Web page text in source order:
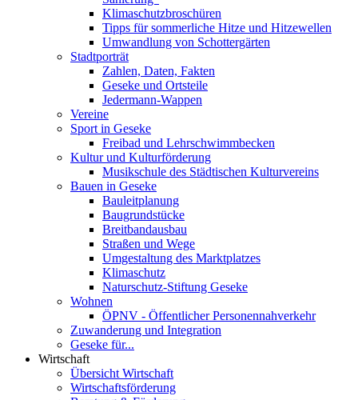
Klimaschutzbroschüren
Tipps für sommerliche Hitze und Hitzewellen
Umwandlung von Schottergärten
Stadtporträt
Zahlen, Daten, Fakten
Geseke und Ortsteile
Jedermann-Wappen
Vereine
Sport in Geseke
Freibad und Lehrschwimmbecken
Kultur und Kulturförderung
Musikschule des Städtischen Kulturvereins
Bauen in Geseke
Bauleitplanung
Baugrundstücke
Breitbandausbau
Straßen und Wege
Umgestaltung des Marktplatzes
Klimaschutz
Naturschutz-Stiftung Geseke
Wohnen
ÖPNV - Öffentlicher Personennahverkehr
Zuwanderung und Integration
Geseke für...
Wirtschaft
Übersicht Wirtschaft
Wirtschaftsförderung